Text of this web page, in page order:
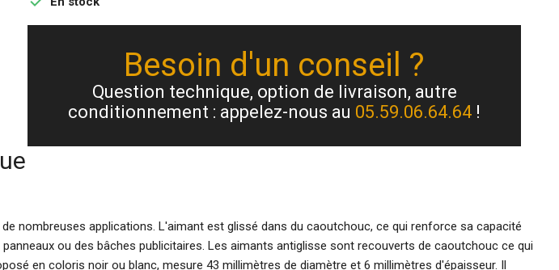
Besoin d'un conseil ?
Question technique, option de livraison, autre
conditionnement : appelez-nous au 05.59.06.64.64 !
nombreuses applications. L'aimant est glissé dans du caoutchouc, ce qui renforce sa capacité
ou des bâches publicitaires. Les aimants antiglisse sont recouverts de caoutchouc ce qui
en coloris noir ou blanc, mesure 43 millimètres de diamètre et 6 millimètres d'épaisseur. Il